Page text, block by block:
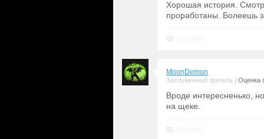
Хорошая история.
проработаны. Болеешь
MoonDemon
Заслуженный зритель Оценка
Вроде интересненько,
на щеке.